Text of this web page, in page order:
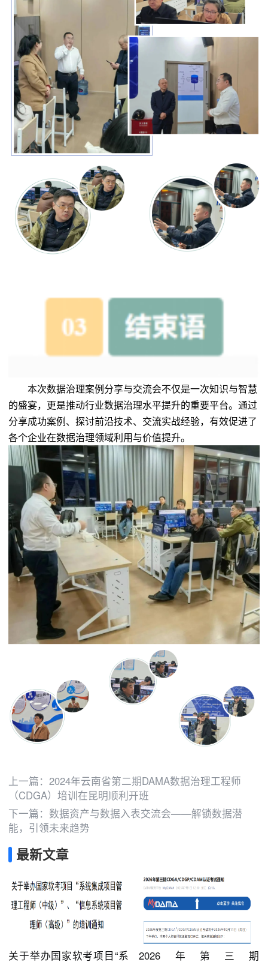
本次数据治理案例分享与交流会不仅是一次知识与智慧
的盛宴，更是推动行业数据治理水平提升的重要平台。通过
分享成功案例、探讨前沿技术、交流实战经验，有效促进了
各个企业在数据治理领域利用与价值提升。
上一篇：2024年云南省第二期DAMA数据治理工程师
（CDGA）培训在昆明顺利开班
下一篇： 数据资产与数据入表交流会——解锁数据潜
能，引领未来趋势
最新文章
关于举办国家软考项目“系
2026年第三期